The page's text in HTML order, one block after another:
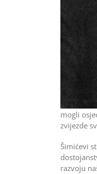
mogli
­zvijezde
Šimićevi
razvoju